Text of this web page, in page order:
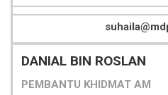
DANIAL BIN ROSLAN
PEMBANTU KHIDMAT AM